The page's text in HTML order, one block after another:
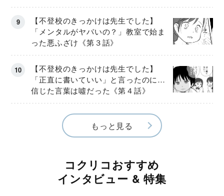
【不登校のきっかけは先生でした】
「メンタルがヤバいの？」教室で始ま
った悪ふざけ《第３話》
【不登校のきっかけは先生でした】
「正直に書いていい」と言ったのに…
信じた言葉は噓だった《第４話》
もっと見る
コクリコおすすめ
インタビュー & 特集